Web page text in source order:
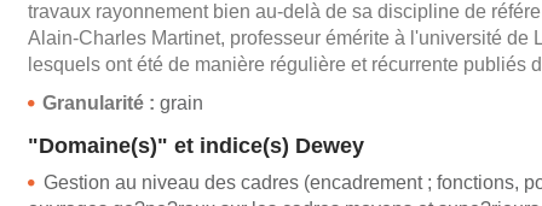
travaux rayonnement bien au-delà de sa discipline de
Alain-Charles Martinet, professeur émérite à l'université
lesquels ont été de manière régulière et récurrente
Granularité : grain
"Domaine(s)" et indice(s) Dewey
Gestion au niveau des cadres (encadrement ; fonctions,